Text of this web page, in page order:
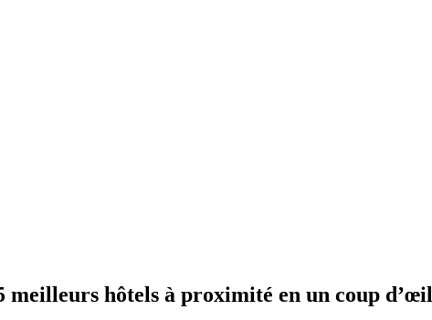
hôtels à proximité en un coup d’œil